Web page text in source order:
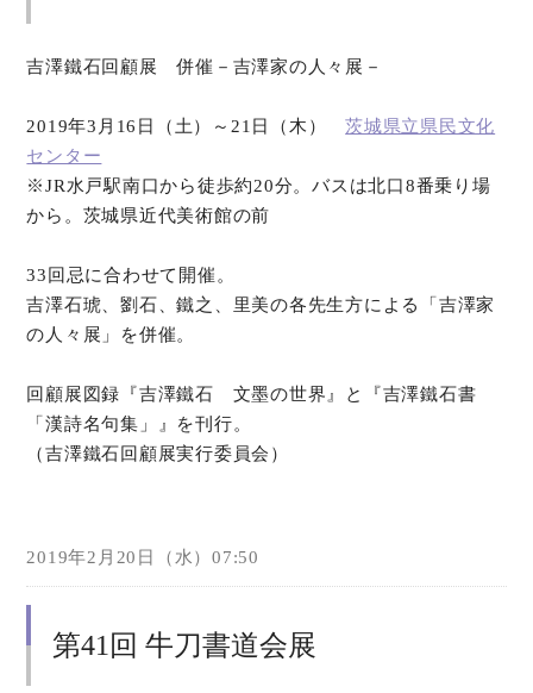
吉澤鐵石回顧展 併催－吉澤家の人々展－
2019年3月16日（土）～21日（木）茨城県立県民文化
センター
※JR水戸駅南口から徒歩約20分。バスは北口8番乗り場
から。茨城県近代美術館の前
33回忌に合わせて開催。
吉澤石琥、劉石、鐵之、里美の各先生方による「吉澤家
の人々展」を併催。
回顧展図録『吉澤鐵石 文墨の世界』と『吉澤鐵石書
「漢詩名句集」』を刊行。
（吉澤鐵石回顧展実行委員会）
2019年2月20日（水）07:50
第41回 牛刀書道会展